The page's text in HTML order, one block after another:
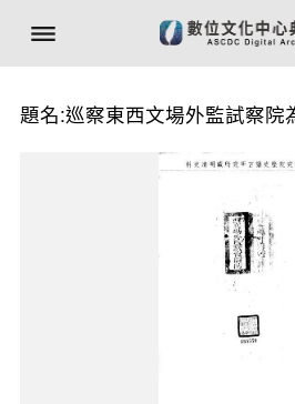
題名:巡察東西文場外監試察院